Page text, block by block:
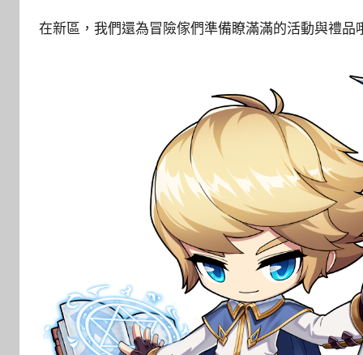
在新區，我們還為冒險傢們準備瞭滿滿的活動與禮品